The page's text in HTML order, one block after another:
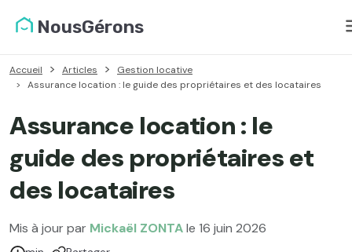
NousGérons
Accueil Articles
Gestion locative
Assurance location : le guide des propriétaires et des locataires
Assurance location : le
guide des propriétaires et
des locataires
Mis à jour par Mickaël ZONTAle 16 juin 2026